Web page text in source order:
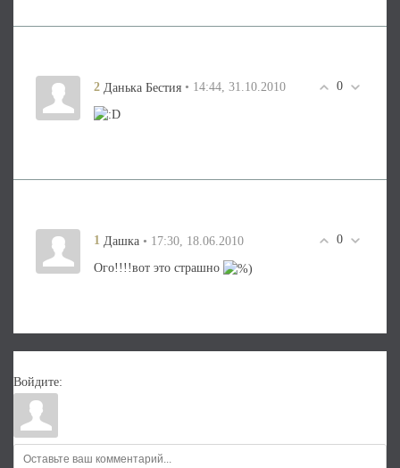
0
2 Данька Бестия • 14:44, 31.10.2010
0
1 Дашка • 17:30, 18.06.2010
Ого!!!!вот это страшно
Войдите: